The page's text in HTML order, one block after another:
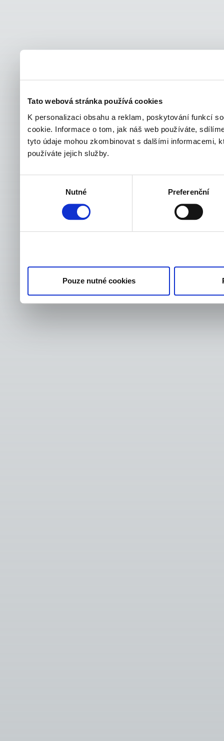
Tato webová stránka používá cookies
K personalizaci obsahu a reklam, poskytování funkcí
cookie. Informace o tom, jak náš web používáte,
tyto údaje mohou zkombinovat s dalšími informacemi,
používáte jejich služby.
Nutné Preferenční
Pouze nutné cookies